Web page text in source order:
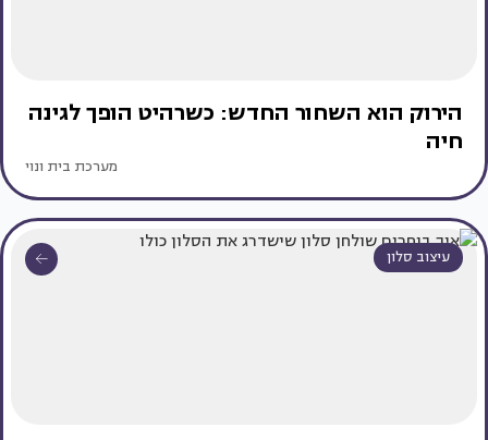
הירוק הוא השחור החדש: כשרהיט הופך לגינה
חיה
מערכת בית ונוי
עיצוב סלון